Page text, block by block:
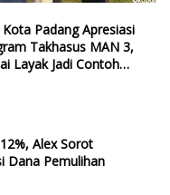
Kota Padang Apresiasi
Takhasus MAN 3,
Layak Jadi Contoh
Alex Sorot
Dana Pemulihan